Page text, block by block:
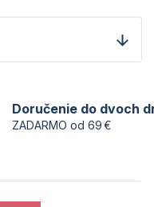
Doručenie do dvoch
ZADARMO od 69 €